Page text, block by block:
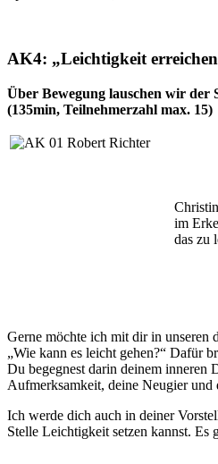
AK4: „Leichtigkeit
Über Bewegung lauschen wir
(135min, Teilnehmerzahl max. 15)
im
das zu
Gerne möchte ich mit dir in unseren
„Wie kann es leicht gehen?“ Dafür
Du begegnest darin deinem inneren
Aufmerksamkeit, deine Neugier und
Ich werde dich auch in deiner
Stelle Leichtigkeit setzen kannst.